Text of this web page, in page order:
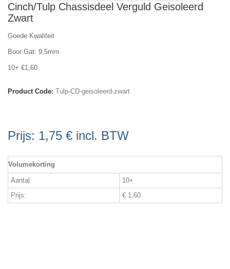
Cinch/Tulp Chassisdeel Verguld Geisoleerd
Zwart
Goede Kwaliteit
Boor Gat: 9,5mm
10+ €1,60
Product Code: Tulp-CD-geisoleerd-zwart
Prijs: 1,75 € incl. BTW
Volumekorting
Aantal:
10+
Prijs:
€ 1,60